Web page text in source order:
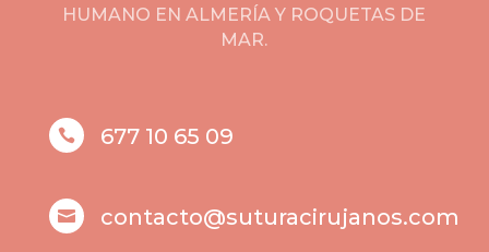
HUMANO EN ALMERÍA Y ROQUETAS DE
MAR.
 677 10 65 09
 contacto@suturacirujanos.com